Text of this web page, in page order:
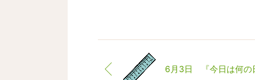
6月3日 『今日は何の